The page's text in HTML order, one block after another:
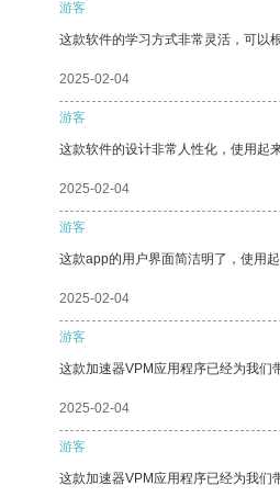
游客
这款软件的学习方式非常灵活，可以
2025-02-04
游客
这款软件的设计非常人性化，使用起
2025-02-04
游客
这款app的用户界面简洁明了，使用
2025-02-04
游客
这款加速器VPM应用程序已经为我们
2025-02-04
游客
这款加速器VPM应用程序已经为我们